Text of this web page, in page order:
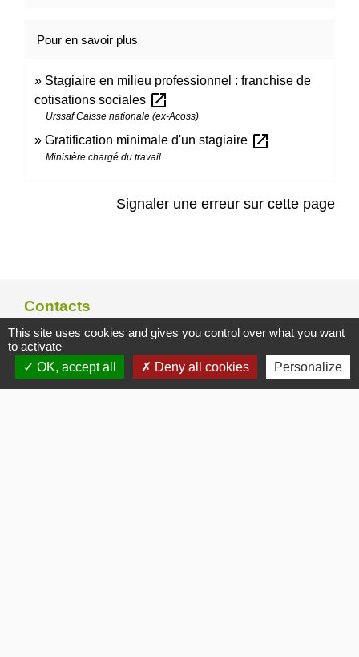
Pour en savoir plus
Stagiaire en milieu professionnel : franchise de
cotisations sociales open_in_new
Urssaf Caisse nationale (ex-Acoss)
Gratification minimale d'un stagiaire open_in_new
Ministère chargé du travail
Signaler une erreur sur cette page
Contacts
Commune de Gommerville
85 Rue du Comte Louis HOCQUART DE TURTOT
76430 Gommerville - FRANCE
This site uses cookies and gives you control over what you want
to activate
OK, accept all
Deny all cookies Personalize